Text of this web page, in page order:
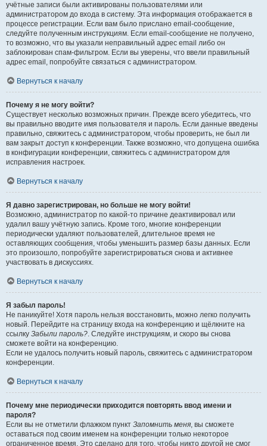
учётные записи были активированы пользователями или
администратором до входа в систему. Эта информация отображается в
процессе регистрации. Если вам было прислано email-сообщение,
следуйте полученным инструкциям. Если email-сообщение не получено,
то возможно, что вы указали неправильный адрес email либо он
заблокирован спам-фильтром. Если вы уверены, что ввели правильный
адрес email, попробуйте связаться с администратором.
Вернуться к началу
Почему я не могу войти?
Существует несколько возможных причин. Прежде всего убедитесь, что
вы правильно вводите имя пользователя и пароль. Если данные введены
правильно, свяжитесь с администратором, чтобы проверить, не был ли
вам закрыт доступ к конференции. Также возможно, что допущена ошибка
в конфигурации конференции, свяжитесь с администратором для
исправления настроек.
Вернуться к началу
Я давно зарегистрирован, но больше не могу войти!
Возможно, администратор по какой-то причине деактивировал или
удалил вашу учётную запись. Кроме того, многие конференции
периодически удаляют пользователей, длительное время не
оставляющих сообщения, чтобы уменьшить размер базы данных. Если
это произошло, попробуйте зарегистрироваться снова и активнее
участвовать в дискуссиях.
Вернуться к началу
Я забыл пароль!
Не паникуйте! Хотя пароль нельзя восстановить, можно легко получить
новый. Перейдите на страницу входа на конференцию и щёлкните на
ссылку Забыли пароль?. Следуйте инструкциям, и скоро вы снова
сможете войти на конференцию.
Если не удалось получить новый пароль, свяжитесь с администратором
конференции.
Вернуться к началу
Почему мне периодически приходится повторять ввод имени и
пароля?
Если вы не отметили флажком пункт Запомнить меня, вы сможете
оставаться под своим именем на конференции только некоторое
ограниченное время. Это сделано для того, чтобы никто другой не смог